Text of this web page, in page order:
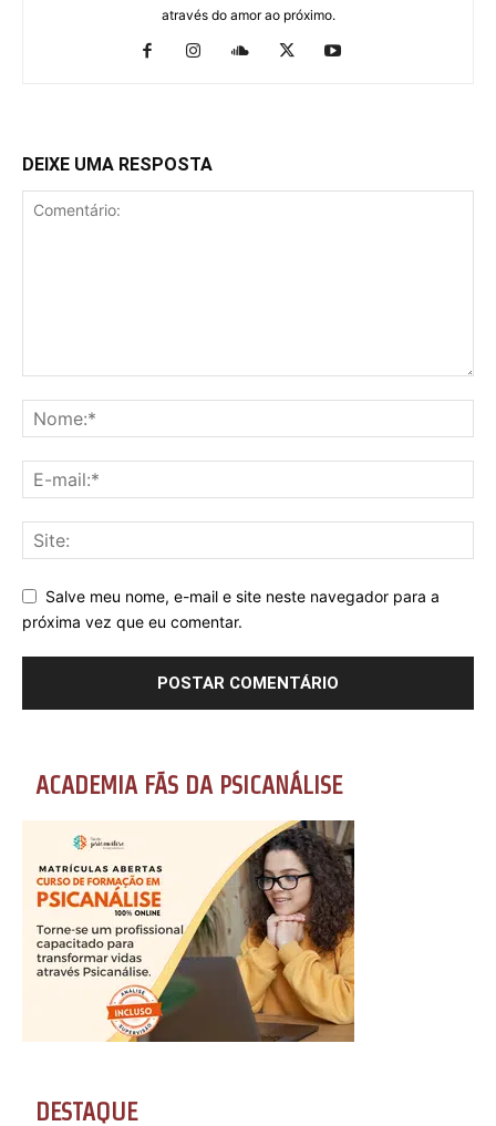
através do amor ao próximo.
DEIXE UMA RESPOSTA
Salve meu nome, e-mail e site neste navegador para a
próxima vez que eu comentar.
ACADEMIA FÃS DA PSICANÁLISE
DESTAQUE